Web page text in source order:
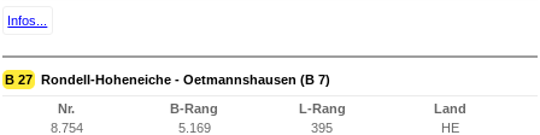
Infos...
B 27 Rondell-Hoheneiche - Oetmannshausen (B 7)
Nr.
8.754
B-Rang
5.169
L-Rang
395
Land
HE